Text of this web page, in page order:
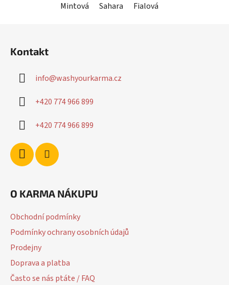
Mintová Sahara Fialová
Kontakt
info@washyourkarma.cz
+420 774 966 899
+420 774 966 899
O KARMA NÁKUPU
Obchodní podmínky
Podmínky ochrany osobních údajů
Prodejny
Doprava a platba
Často se nás ptáte / FAQ